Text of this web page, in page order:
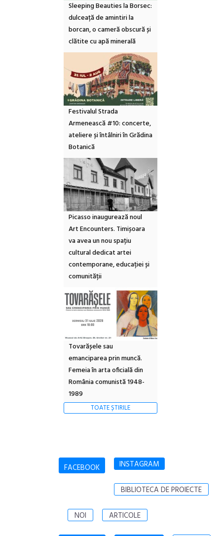
Sleeping Beauties la Borsec:
dulceață de amintiri la
borcan, o cameră obscură și
clătite cu apă minerală
Festivalul Strada
Armenească #10: concerte,
ateliere și întâlniri în Grădina
Botanică
Picasso inaugurează noul
Art Encounters. Timișoara
va avea un nou spațiu
cultural dedicat artei
contemporane, educației și
comunității
Tovarășele sau
emanciparea prin muncă.
Femeia în arta oficială din
România comunistă 1948-
1989
TOATE ȘTIRILE
FACEBOOK INSTAGRAM
BIBLIOTECA DE PROIECTE
NOI ARTICOLE